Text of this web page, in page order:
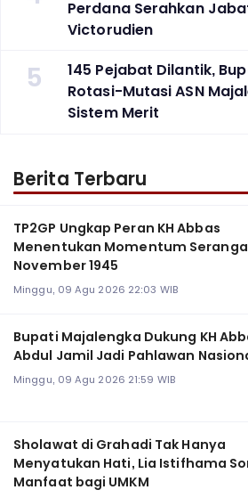
Perdana Serahkan
Victorudien
5
145 Pejabat Dilantik,
Rotasi-Mutasi ASN
Sistem Merit
Berita Terbaru
TP2GP Ungkap Peran KH Abbas
Menentukan Momentum
November 1945
Minggu, 09 Agu 2026 22:03 WIB
Bupati Majalengka Dukung KH
Abdul Jamil Jadi Pahlawan
Minggu, 09 Agu 2026 21:59 WIB
Sholawat di Grahadi Tak Hanya
Menyatukan Hati, Lia Istifhama
Manfaat bagi UMKM